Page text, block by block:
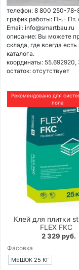
телефон: 8 800 250-78-
график работы: Пн.- Пт.
Email: info@smartbau.ru
описание: Вы можете
склада, где всегда
каталога.
координаты:
остаток: отсутствует
Рекомендовано для
пола
Клей для плитки
FLEX FKC
2 329 руб.
Фасовка
МЕШОК 25 КГ